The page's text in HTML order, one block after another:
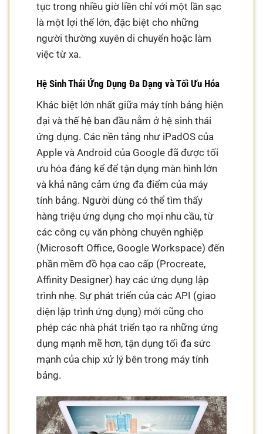
tục trong nhiều giờ liền chỉ với một lần sạc
là một lợi thế lớn, đặc biệt cho những
người thường xuyên di chuyển hoặc làm
việc từ xa.
Hệ Sinh Thái Ứng Dụng Đa Dạng và Tối Ưu Hóa
Khác biệt lớn nhất giữa máy tính bảng hiện
đại và thế hệ ban đầu nằm ở hệ sinh thái
ứng dụng. Các nền tảng như iPadOS của
Apple và Android của Google đã được tối
ưu hóa đáng kể để tận dụng màn hình lớn
và khả năng cảm ứng đa điểm của máy
tính bảng. Người dùng có thể tìm thấy
hàng triệu ứng dụng cho mọi nhu cầu, từ
các công cụ văn phòng chuyên nghiệp
(Microsoft Office, Google Workspace) đến
phần mềm đồ họa cao cấp (Procreate,
Affinity Designer) hay các ứng dụng lập
trình nhẹ. Sự phát triển của các API (giao
diện lập trình ứng dụng) mới cũng cho
phép các nhà phát triển tạo ra những ứng
dụng mạnh mẽ hơn, tận dụng tối đa sức
mạnh của chip xử lý bên trong máy tính
bảng.